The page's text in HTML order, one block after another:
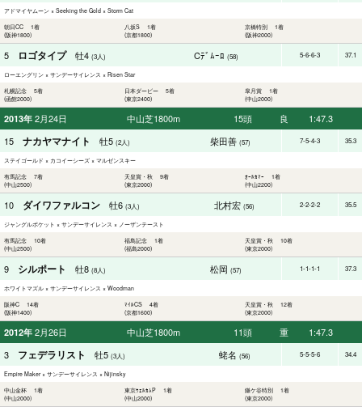
アドマイヤムーン × Seeking the Gold × Storm Cat
朝日CC 1着
(阪神1800)
八坂S 1着
(京都1800)
京橋特別 1着
(阪神2000)
5 ロゴタイプ牡4 (3人) Cﾃﾞﾑｰﾛ (58) 5-6-6-3 37.1
ローエングリン × サンデーサイレンス × Risen Star
札幌記念 5着
(函館2000)
日本ダービー 5着
(東京2400)
皐月賞 1着
(中山2000)
2013年 2月24日 中山芝1800m 15頭 良
1:47.3
15 ナカヤマナイト 牡5 (2人) 柴田善 (57) 7-5-4-3 35.3
ステイゴールド × カコイーシーズ × マルゼンスキー
有馬記念 7着
(中山2500)
天皇賞・秋 9着
(東京2000)
ｵｰﾙｶﾏｰ 1着
(中山2200)
10 ダイワファルコン 牡6 (3人) 北村宏 (56) 2-2-2-2 35.5
ジャングルポケット × サンデーサイレンス × ノーザンテースト
有馬記念 10着
(中山2500)
福島記念 1着
(福島2000)
天皇賞・秋 10着
(東京2000)
9 シルポート 牡8 (8人) 松岡 (57) 1-1-1-1 37.3
ホワイトマズル × サンデーサイレンス × Woodman
阪神C 14着
(阪神1400)
ﾏｲﾙCS 4着
(京都1600)
天皇賞・秋 12着
(東京2000)
2012年 2月26日 中山芝1800m 11頭 重
1:47.3
3 フェデラリスト 牡5 (3人) 蛯名 (56) 5-5-5-6 34.4
Empire Maker × サンデーサイレンス × Nijinsky
中山金杯 1着
(中山2000)
東京ｳｪﾙｶﾑP 1着
(中山2000)
鎌ケ谷特別 1着
(東京2000)